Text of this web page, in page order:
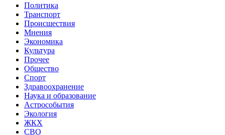
Политика
Транспорт
Происшествия
Мнения
Экономика
Культура
Прочее
Общество
Спорт
Здравоохранение
Наука и образование
Астрособытия
Экология
ЖКХ
СВО